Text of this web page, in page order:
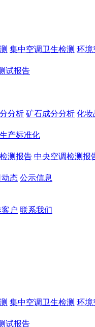
集中空调卫生检测 环境
试报告
分析 矿石成分分析 化妆
产标准化
测报告 中央空调检测报
态 公示信息
户 联系我们
集中空调卫生检测 环境
试报告